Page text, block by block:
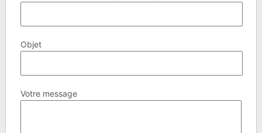
Objet
Votre message